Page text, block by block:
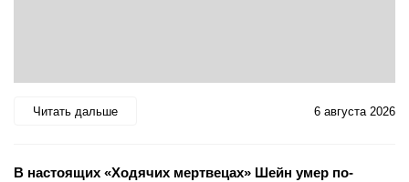
Читать дальше 6 августа 2026
В настоящих «Ходячих мертвецах» Шейн умер по-